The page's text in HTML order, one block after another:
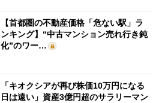
【首都圏の不動産価格「危ない駅」ラ
ンキング】“中古マンション売れ行き鈍
化”のワー…
「キオクシアが再び株価10万円になる
日は遠い」資産3億円超のサラリーマン